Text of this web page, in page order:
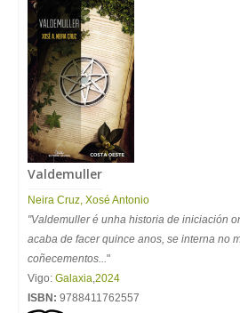
Valdemuller
Neira Cruz, Xosé Antonio
"Valdemuller é unha historia de iniciación
acaba de facer quince anos, se interna no
coñecementos..."
Vigo: Galaxia,2024
ISBN: 9788411762557